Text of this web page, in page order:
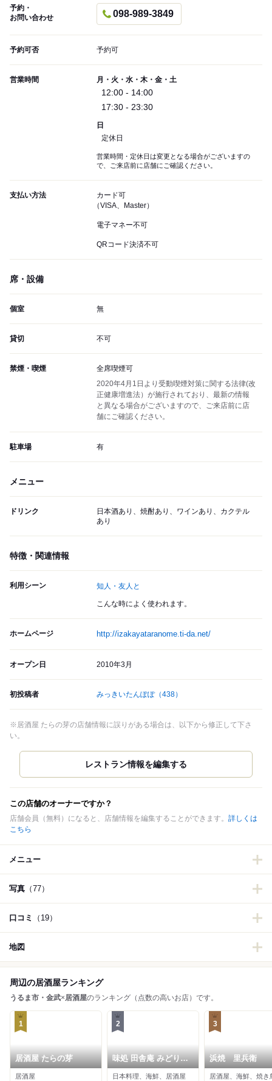
予約・
お問い合わせ
098-989-3849
予約可否 予約可
営業時間 月・火・水・木・金・土
12:00 - 14:00
17:30 - 23:30
日
定休日
営業時間・定休日は変更となる場合がございますの
で、ご来店前に店舗にご確認ください。
支払い方法
カード可
（VISA、Master）
電子マネー不可
QRコード決済不可
席・設備
個室 無
貸切 不可
禁煙・喫煙
全席喫煙可
2020年4月1日より受動喫煙対策に関する法律(改
正健康増進法）が施行されており、最新の情報
と異なる場合がございますので、ご来店前に店
舗にご確認ください。
駐車場 有
メニュー
ドリンク
日本酒あり、焼酎あり、ワインあり、カクテル
あり
特徴・関連情報
利用シーン 知人・友人と
こんな時によく使われます。
ホームページ http://izakayataranome.ti-da.net/
オープン日 2010年3月
初投稿者 みっきいたんぽぽ（438）
※居酒屋 たらの芽の店舗情報に誤りがある場合は、以下から修正して下さ
い。
この店舗のオーナーですか？
店舗会員（無料）になると、店舗情報を編集することができます。 詳しくは
こちら
メニュー
写真 （77）
口コミ （19）
地図
周辺の居酒屋ランキング
うるま市・金武×居酒屋のランキング（点数の高いお店）です。
1
居酒屋 たらの芽
居酒屋
2
味処 田舎庵 みどり町
店
日本料理、海鮮、居酒屋
3
浜焼 里兵衛
居酒屋、海鮮、焼き